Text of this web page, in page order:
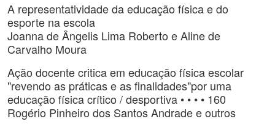
A representatividade da educação física e do
esporte na escola
Joanna de Ângelis Lima Roberto e Aline de
Carvalho Moura
Ação docente critica em educação física escolar
"revendo as práticas e as finalidades"por uma
educação física crítico / desportiva • • • • 160
Rogério Pinheiro dos Santos Andrade e outros